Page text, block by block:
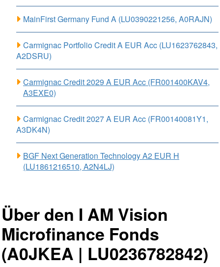
MainFirst Germany Fund A (LU0390221256, A0RAJN)
Carmignac Portfolio Credit A EUR Acc (LU1623762843,
A2DSRU)
Carmignac Credit 2029 A EUR Acc (FR001400KAV4,
A3EXE0)
Carmignac Credit 2027 A EUR Acc (FR00140081Y1,
A3DK4N)
BGF Next Generation Technology A2 EUR H
(LU1861216510, A2N4LJ)
Über den I AM Vision
Microfinance Fonds
(A0JKEA | LU0236782842)